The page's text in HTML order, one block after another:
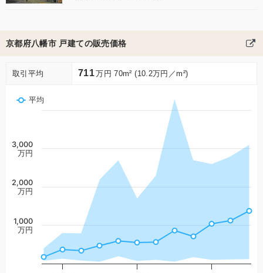
京都府八幡市 戸建ての販売価格
取引平均 711万円 70m² (10.2万円／m²)
平均
1,000
万円
2,000
万円
3,000
万円